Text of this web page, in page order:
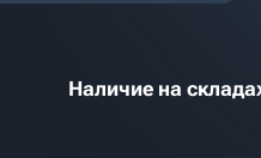
Наличие на